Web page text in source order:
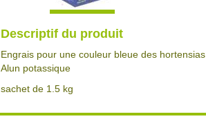
Descriptif du produit
Engrais pour une couleur bleue des hortensias
Alun potassique
sachet de 1.5 kg